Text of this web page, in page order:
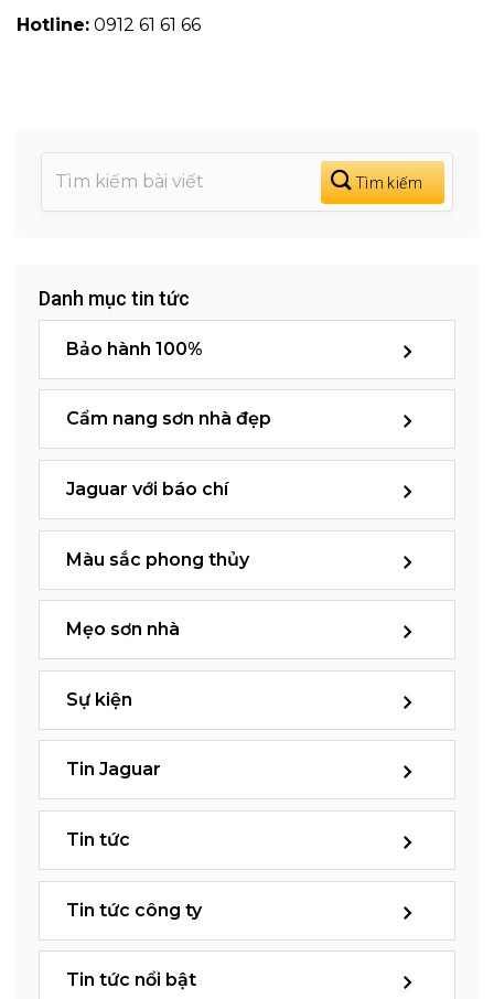
Hotline: 0912 61 61 66
Danh mục tin tức
Bảo hành 100%
Cẩm nang sơn nhà đẹp
Jaguar với báo chí
Màu sắc phong thủy
Mẹo sơn nhà
Sự kiện
Tin Jaguar
Tin tức
Tin tức công ty
Tin tức nổi bật